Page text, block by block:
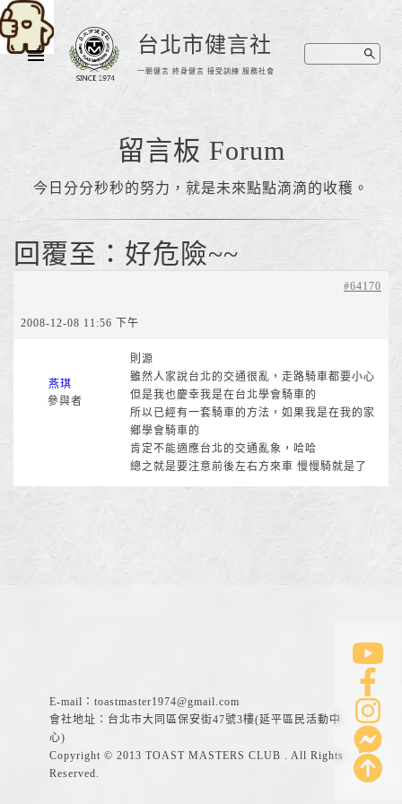
台北市健言社
一朝健言 終身健言 接受訓練 服務社會
留言板 Forum
今日分分秒秒的努力，就是未來點點滴滴的收穫。
回覆至：好危險~~
2008-12-08 11:56 下午
#64170
燕琪
參與者
則源
雖然人家說台北的交通很亂，走路騎車都要小心
但是我也慶幸我是在台北學會騎車的
所以已經有一套騎車的方法，如果我是在我的家
鄉學會騎車的
肯定不能適應台北的交通亂象，哈哈
總之就是要注意前後左右方來車 慢慢騎就是了
E-mail： toastmaster1974@gmail.com
會社地址：台北市大同區保安街47號3樓(延平區民活動中
心)
Copyright © 2013 TOAST MASTERS CLUB . All Rights
Reserved.